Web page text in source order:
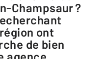
Champsaur ?
ont
de bien